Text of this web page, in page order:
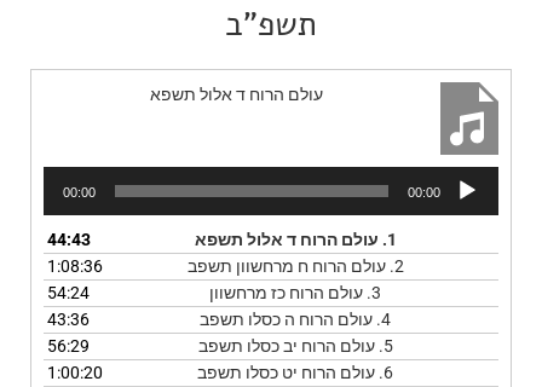
תשפ"ב
עולם הרוח ד אלול תשפא
אודיו
00:00
00:00
1. עולם הרוח ד אלול תשפא
44:43
2. עולם הרוח ח מרחשוון תשפב
1:08:36
3. עולם הרוח כז מרחשוון
54:24
4. עולם הרוח ה כסלו תשפב
43:36
5. עולם הרוח יב כסלו תשפב
56:29
6. עולם הרוח יט כסלו תשפב
1:00:20